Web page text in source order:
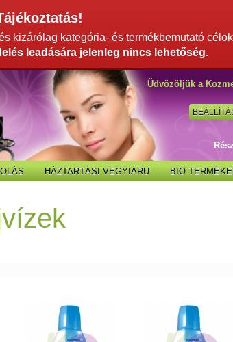
kizárólag kategória- és termékbemutató
leadására jelenleg nincs lehetőség.
Üdvözöljük a
HÁZTARTÁSI VEGYIÁRU BIO